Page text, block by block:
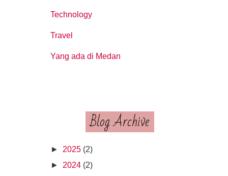
Technology
Travel
Yang ada di Medan
Blog Archive
► 2025 (2)
► 2024 (2)